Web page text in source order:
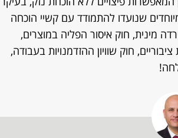
שנועדו להתמודד עם קשיי הוכחה
מינית, חוק איסור הפליה במוצרים,
חוק שוויון ההזדמנויות בעבודה,